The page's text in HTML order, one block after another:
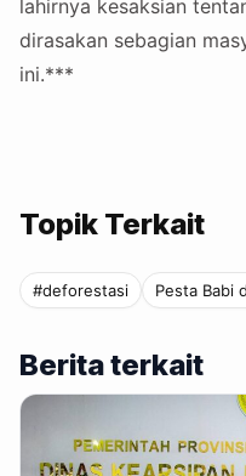
lahirnya kesaksian
dirasakan sebagian
ini.***
Topik Terkait
#deforestasi Pesta Babi
Berita terkait